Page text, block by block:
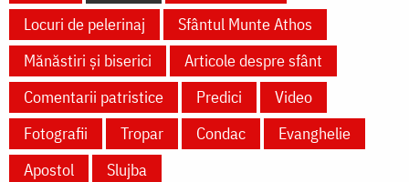
Locuri de pelerinaj
Sfântul Munte Athos
Mănăstiri și biserici
Articole despre sfânt
Comentarii patristice
Predici
Video
Fotografii
Tropar Condac
Evanghelie
Apostol
Slujba